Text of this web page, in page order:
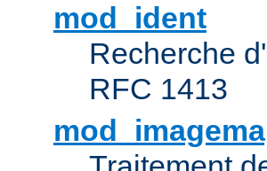
mod_ident
Recherche
RFC 1413